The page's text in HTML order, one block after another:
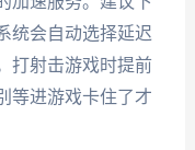
统会自动选择延迟
打射击游戏时提前
等进游戏卡住了才